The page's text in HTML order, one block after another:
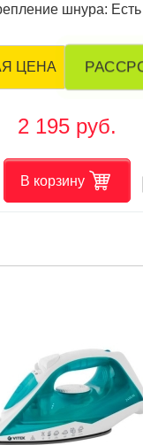
шнура: Есть
ЦЕНА
2 195 руб.
В корзину